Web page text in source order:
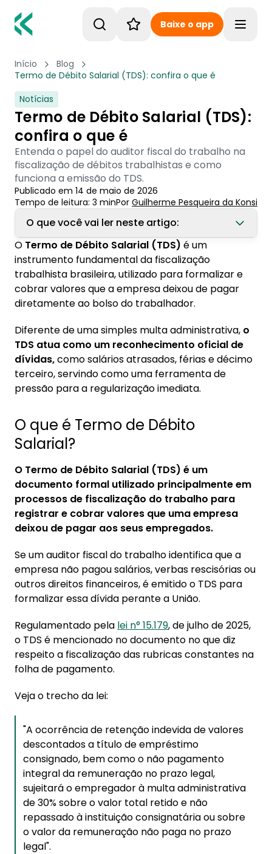
Baixe o app
Início
Blog
Termo de Débito Salarial (TDS): confira o que é
Notícias
Termo de Débito Salarial (TDS):
confira o que é
Entenda o papel do auditor fiscal do trabalho na
fiscalização de débitos trabalhistas e como
funciona a emissão do TDS.
Publicado em 14 de maio de 2026
Tempo de leitura: 3 minPor Guilherme Pesqueira da Konsi
O que você vai ler neste artigo:
1. O que é Termo de Débito Salarial?
1.1. Como funciona o TDS?
2. Qual a importância do TDS?
O Termo de Débito Salarial (TDS) é um
instrumento fundamental da fiscalização
trabalhista brasileira, utilizado para formalizar e
cobrar valores que a empresa deixou de pagar
diretamente ao bolso do trabalhador.
Diferente de uma simples multa administrativa, o
TDS atua como um reconhecimento oficial de
dívidas,como salários atrasados, férias e décimo
terceiro, servindo como uma ferramenta de
pressão para a regularização imediata.
O que é Termo de Débito
Salarial?
O Termo de Débito Salarial (TDS) é um
documento formal utilizado principalmente em
processos de fiscalização do trabalho para
registrar e cobrar valores que uma empresa
deixou de pagar aos seus empregados.
Se um auditor fiscal do trabalho identifica que a
empresa não pagou salários, verbas rescisórias ou
outros direitos financeiros, é emitido o TDS para
formalizar essa dívida perante a União.
Regulamentado pela lei n° 15.179, de julho de 2025,
o TDS é mencionado no documento no que diz
respeito a fiscalização das rubricas constantes na
folha de pagamento.
Veja o trecho da lei:
"A ocorrência de retenção indevida de valores
descontados a título de empréstimo
consignado, bem como o não pagamento
integral da remuneração no prazo legal,
sujeitará o empregador à multa administrativa
de 30% sobre o valor total retido e não
repassado à instituição consignatária ou sobre
o valor da remuneração não paga no prazo
legal".